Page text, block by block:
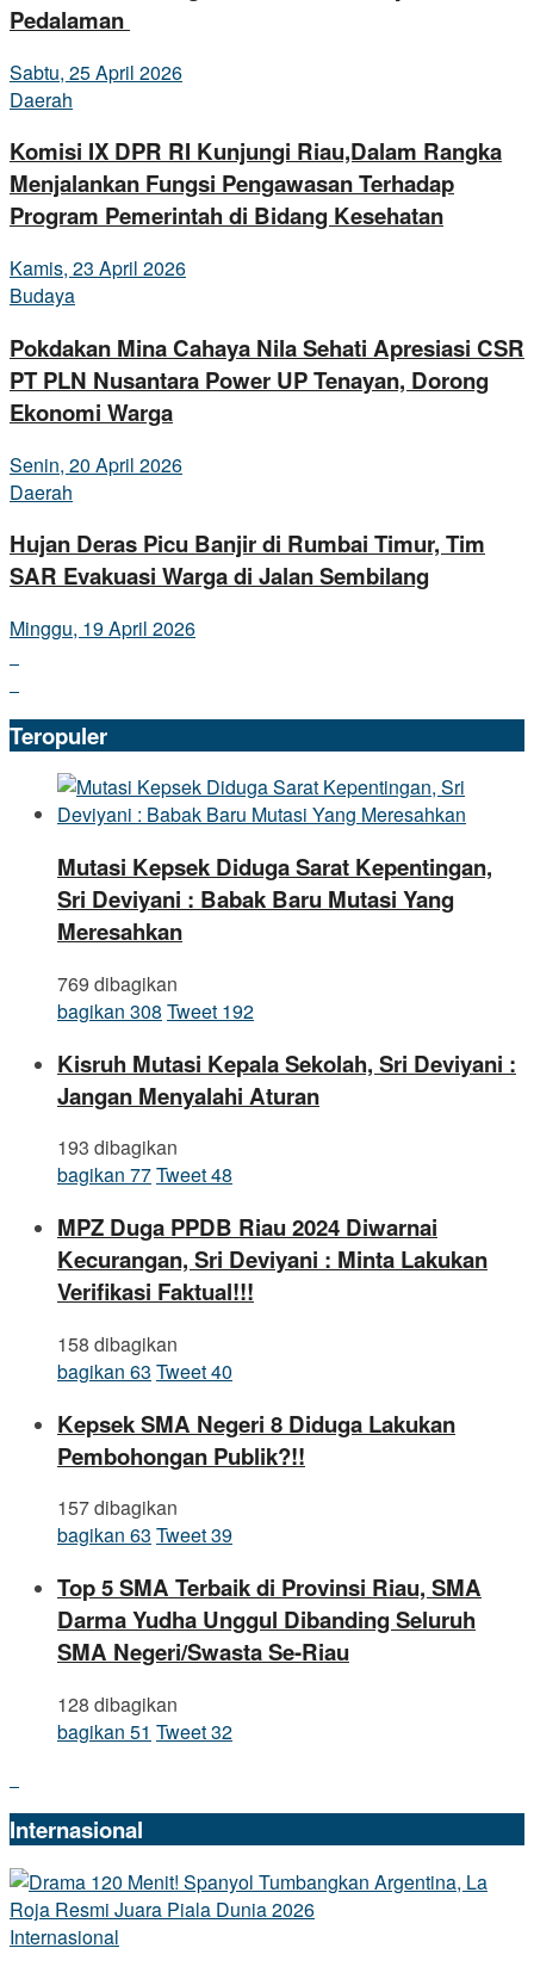
Pedalaman
Sabtu, 25 April 2026
Daerah
Komisi IX DPR RI Kunjungi Riau,Dalam Rangka
Menjalankan Fungsi Pengawasan Terhadap
Program Pemerintah di Bidang Kesehatan
Kamis, 23 April 2026
Budaya
Pokdakan Mina Cahaya Nila Sehati Apresiasi CSR
PT PLN Nusantara Power UP Tenayan, Dorong
Ekonomi Warga
Senin, 20 April 2026
Daerah
Hujan Deras Picu Banjir di Rumbai Timur, Tim
SAR Evakuasi Warga di Jalan Sembilang
Minggu, 19 April 2026
Teropuler
Mutasi Kepsek Diduga Sarat Kepentingan,
Sri Deviyani : Babak Baru Mutasi Yang
Meresahkan
769 dibagikan
bagikan 308 Tweet 192
Kisruh Mutasi Kepala Sekolah, Sri Deviyani :
Jangan Menyalahi Aturan
193 dibagikan
bagikan 77Tweet48
MPZ Duga PPDB Riau 2024 Diwarnai
Kecurangan, Sri Deviyani : Minta Lakukan
Verifikasi Faktual!!!
158 dibagikan
bagikan 63 Tweet40
Kepsek SMA Negeri 8 Diduga Lakukan
Pembohongan Publik?!!
157 dibagikan
bagikan 63 Tweet39
Top 5 SMA Terbaik di Provinsi Riau, SMA
Darma Yudha Unggul Dibanding Seluruh
SMA Negeri/Swasta Se-Riau
128 dibagikan
bagikan 51 Tweet32
Internasional
Internasional